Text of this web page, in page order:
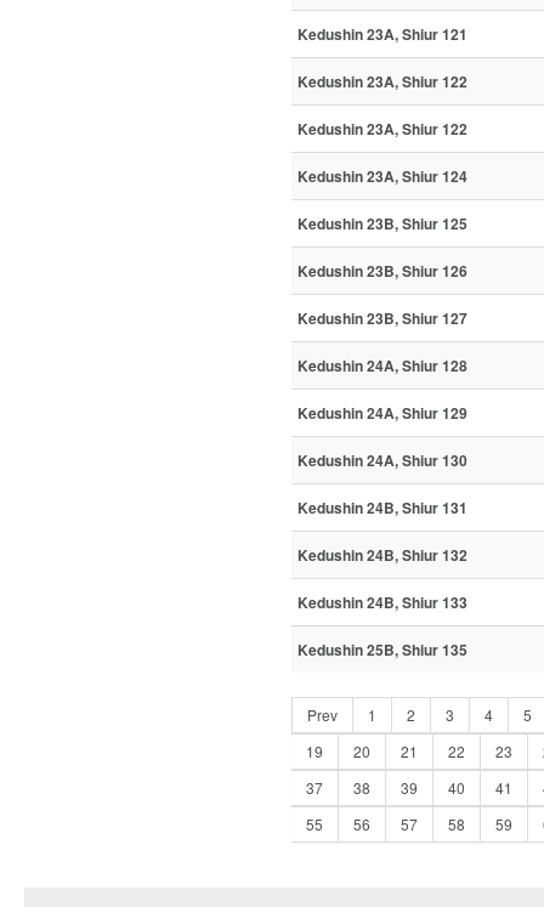
Kedushin 23A, Shiur 121
Kedushin 23A, Shiur 122
Kedushin 23A, Shiur 122
Kedushin 23A, Shiur 124
Kedushin 23B, Shiur 125
Kedushin 23B, Shiur 126
Kedushin 23B, Shiur 127
Kedushin 24A, Shiur 128
Kedushin 24A, Shiur 129
Kedushin 24A, Shiur 130
Kedushin 24B, Shiur 131
Kedushin 24B, Shiur 132
Kedushin 24B, Shiur 133
Kedushin 25B, Shiur 135
Prev 1 2 3 4
5
19
20 21 22 23
37
38 39 40 41
55
56 57 58 59